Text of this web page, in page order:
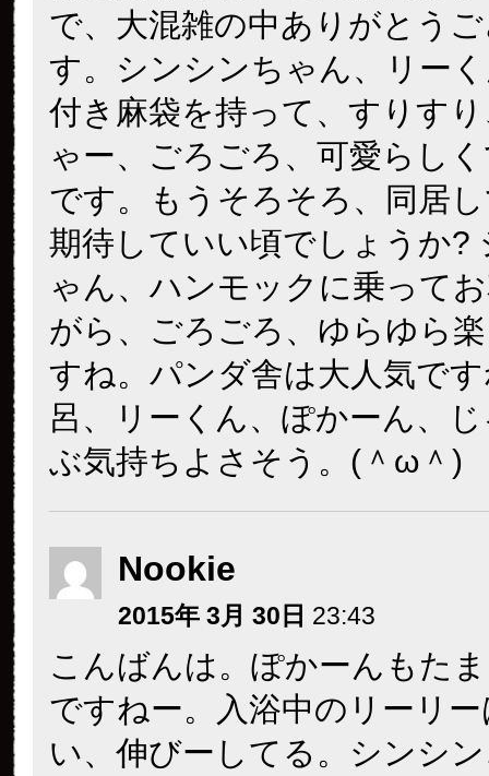
で、大混雑の中ありがとう
す。シンシンちゃん、リー
付き麻袋を持って、すりす
ゃー、ごろごろ、可愛らし
です。もうそろそろ、同居
期待していい頃でしょうか?
ゃん、ハンモックに乗って
がら、ごろごろ、ゆらゆら
すね。パンダ舎は大人気で
呂、リーくん、ぽかーん、
ぶ気持ちよさそう。(＾ω＾)
Nookie
2015年 3月 30日 23:43
こんばんは。ぽかーんもた
ですねー。入浴中のリーリ
い、伸びーしてる。シンシ